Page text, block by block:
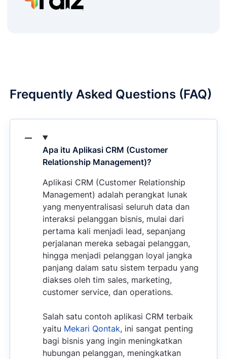
Frequently Asked Questions (FAQ)
Apa itu Aplikasi CRM (Customer
Relationship Management)?
Aplikasi CRM (Customer Relationship
Management) adalah perangkat lunak
yang menyentralisasi seluruh data dan
interaksi pelanggan bisnis, mulai dari
pertama kali menjadi lead, sepanjang
perjalanan mereka sebagai pelanggan,
hingga menjadi pelanggan loyal jangka
panjang dalam satu sistem terpadu yang
diakses oleh tim sales, marketing,
customer service, dan operations.
Salah satu contoh aplikasi CRM terbaik
yaitu Mekari Qontak, ini sangat penting
bagi bisnis yang ingin meningkatkan
hubungan pelanggan, meningkatkan